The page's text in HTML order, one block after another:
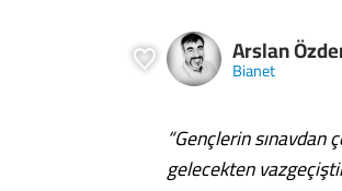
Arslan
Bianet
“Gençlerin
gelecekten